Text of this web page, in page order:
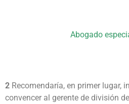
Abogado
2 Recomendaría, en primer lugar,
convencer al gerente de división